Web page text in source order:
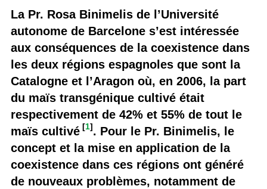
La Pr. Rosa Binimelis de l’Université
autonome de Barcelone s’est intéressée
aux conséquences de la coexistence dans
les deux régions espagnoles que sont la
Catalogne et l’Aragon où, en 2006, la part
du maïs transgénique cultivé était
respectivement de 42% et 55% de tout le
maïs cultivé [1]. Pour le Pr. Binimelis, le
concept et la mise en application de la
coexistence dans ces régions ont généré
de nouveaux problèmes, notamment de